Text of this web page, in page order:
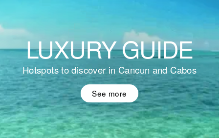
LUXURY GUIDE
Hotspots to discover in Cancun and Cabos
See more